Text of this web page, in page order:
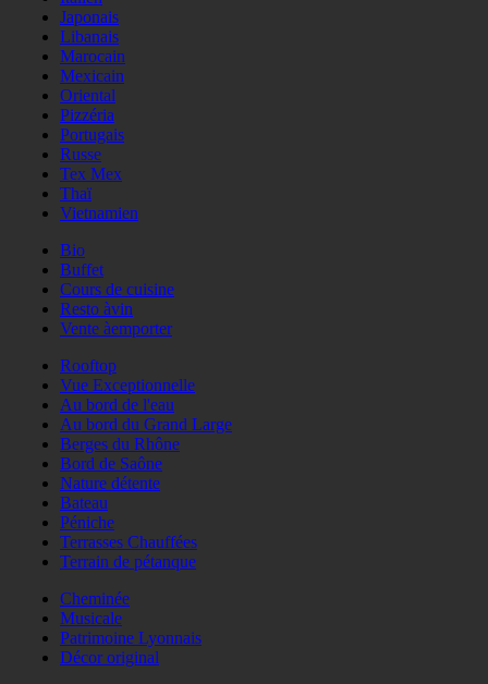
Japonais
Libanais
Marocain
Mexicain
Oriental
Pizzéria
Portugais
Russe
Tex Mex
Thaï
Vietnamien
Bio
Buffet
Cours de cuisine
Resto àvin
Vente àemporter
Rooftop
Vue Exceptionnelle
Au bord de l'eau
Au bord du Grand Large
Berges du Rhône
Bord de Saône
Nature détente
Bateau
Péniche
Terrasses Chauffées
Terrain de pétanque
Cheminée
Musicale
Patrimoine Lyonnais
Décor original